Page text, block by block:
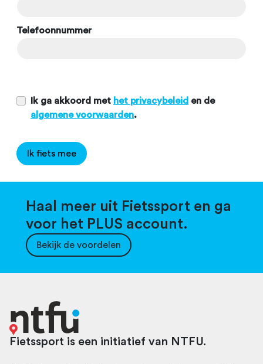
Telefoonnummer
Ik ga akkoord met het privacybeleid en de
algemene voorwaarden.
Ik fiets mee
Haal meer uit Fietssport en ga
voor het PLUS account.
Bekijk de voordelen
Fietssport is een initiatief van NTFU.